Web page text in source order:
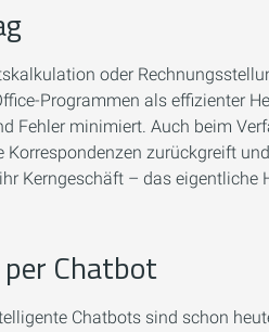
oder
Programmen als effizienter
Fehler minimiert. Auch beim
zurückgreift
Kerngeschäft – das eigentliche
Chatbot
Chatbots sind schon